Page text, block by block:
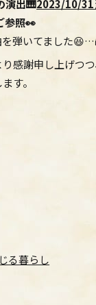
演出🎹2023/10/31
参照👀
弾いてました
感謝申し上げつ
す。
る暮らし